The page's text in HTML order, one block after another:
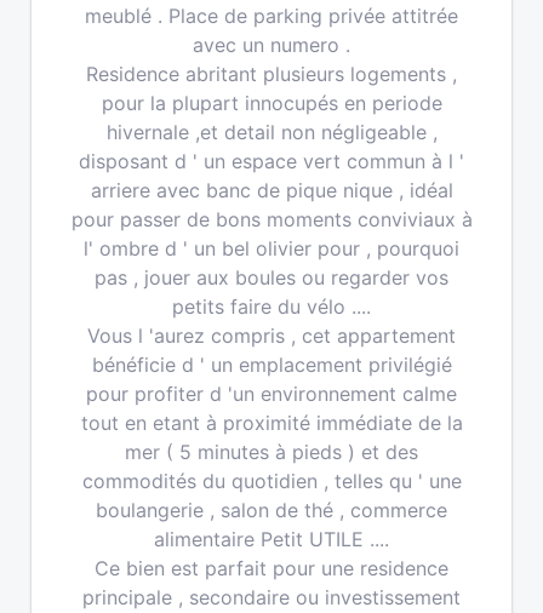
meublé . Place de parking privée attitrée
avec un numero .
Residence abritant plusieurs logements ,
pour la plupart innocupés en periode
hivernale ,et detail non négligeable ,
disposant d ' un espace vert commun à l '
arriere avec banc de pique nique , idéal
pour passer de bons moments conviviaux à
l' ombre d ' un bel olivier pour , pourquoi
pas , jouer aux boules ou regarder vos
petits faire du vélo ....
Vous l 'aurez compris , cet appartement
bénéficie d ' un emplacement privilégié
pour profiter d 'un environnement calme
tout en etant à proximité immédiate de la
mer ( 5 minutes à pieds ) et des
commodités du quotidien , telles qu ' une
boulangerie , salon de thé , commerce
alimentaire Petit UTILE ....
Ce bien est parfait pour une residence
principale , secondaire ou investissement